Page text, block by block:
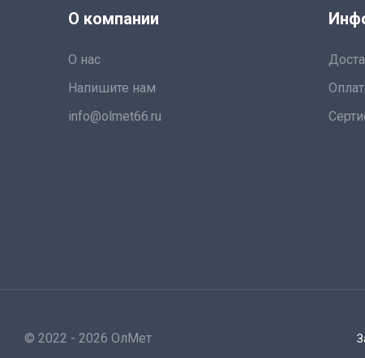
О компании
О нас
Напишите нам
info@olmet66.ru
© 2022 - 2026 ОлМет